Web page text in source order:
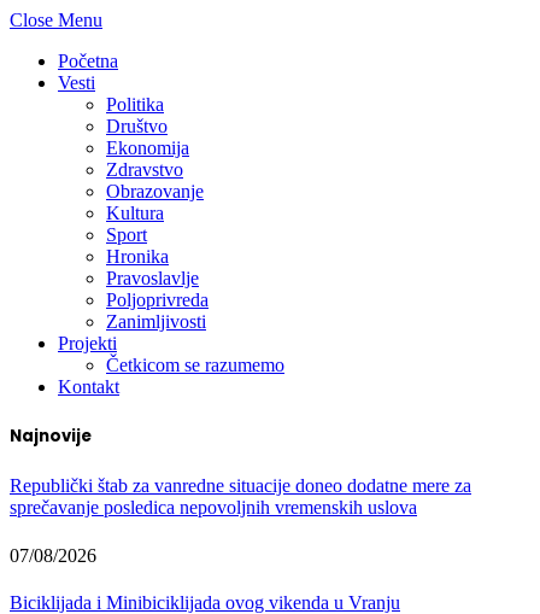
Close Menu
Početna
Vesti
Politika
Društvo
Ekonomija
Zdravstvo
Obrazovanje
Kultura
Sport
Hronika
Pravoslavlje
Poljoprivreda
Zanimljivosti
Projekti
Četkicom se razumemo
Kontakt
Najnovije
Republički štab za vanredne situacije doneo dodatne mere za
sprečavanje posledica nepovoljnih vremenskih uslova
07/08/2026
Biciklijada i Minibiciklijada ovog vikenda u Vranju